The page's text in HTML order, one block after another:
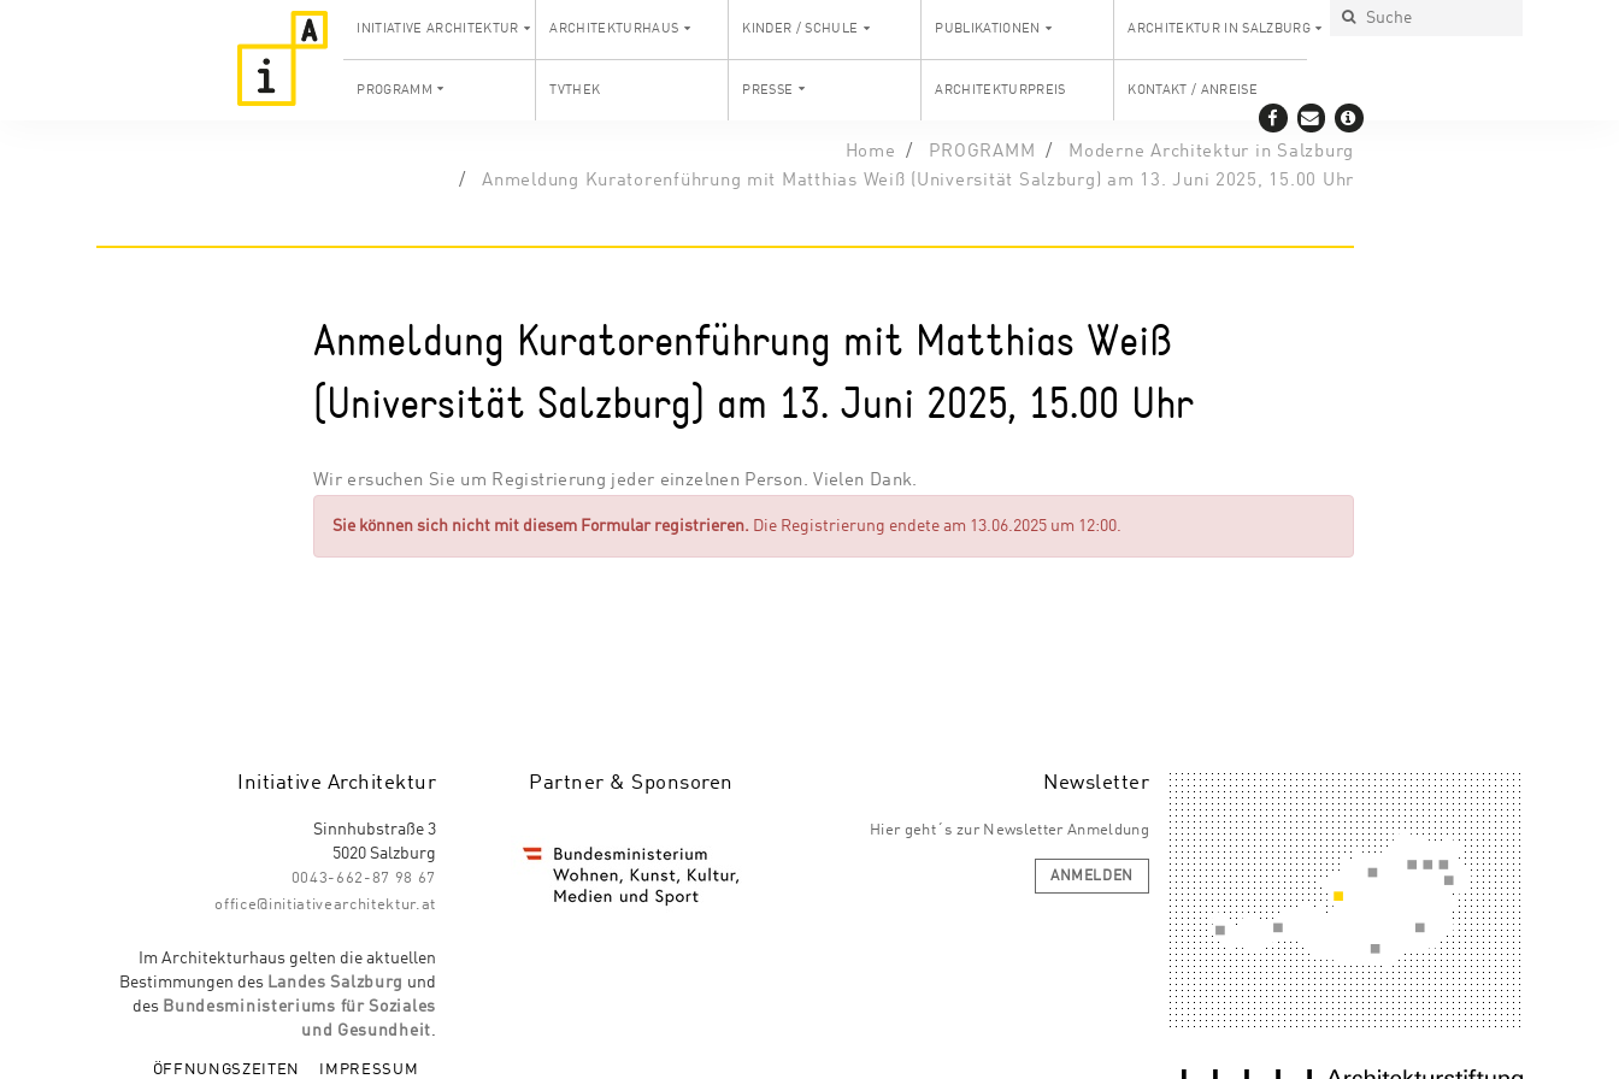
INITIATIVE ARCHITEKTUR ARCHITEKTURHAUS KINDER / SCHULE PUBLIKATIONEN ARCHITEKTUR IN SALZBURG
PROGRAMM TVTHEK PRESSE ARCHITEKTURPREIS KONTAKT / ANREISE
Home PROGRAMM
Moderne Architektur in Salzburg
Anmeldung Kuratorenführung mit Matthias Weiß (Universität Salzburg) am 13. Juni 2025, 15.00 Uhr
Anmeldung Kuratorenführung mit Matthias Weiß
(Universität Salzburg) am 13. Juni 2025, 15.00 Uhr
Wir ersuchen Sie um Registrierung jeder einzelnen Person. Vielen Dank.
Sie können sich nicht mit diesem Formular registrieren. Die Registrierung endete am 13.06.2025 um 12:00.
Initiative Architektur
Sinnhubstraße 3
5020 Salzburg
0043-662-87 98 67
office@initiativearchitektur.at
Im Architekturhaus gelten die aktuellen
Bestimmungen des Landes Salzburg und
des Bundesministeriums für Soziales
und Gesundheit
Partner & Sponsoren Newsletter
Hier geht´s zur Newsletter Anmeldung
ANMELDEN
ÖFFNUNGSZEITEN IMPRESSUM